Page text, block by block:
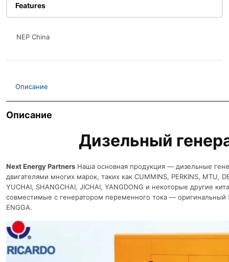
Features
NEP China
Описание
Описание
Дизельный
Next Energy Partners Наша основная продукция — дизельные
двигателями многих марок, таких как CUMMINS, PERKINS, MTU,
YUCHAI, SHANGCHAI, JICHAI, YANGDONG и некоторые другие
совместимые с генератором переменного тока — оригинальный
ENGGA.